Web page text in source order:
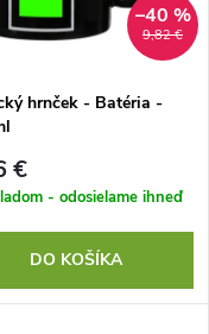
9,82 €
–40 %
hrnček - Batéria -
€
- odosielame ihneď
DO KOŠÍKA